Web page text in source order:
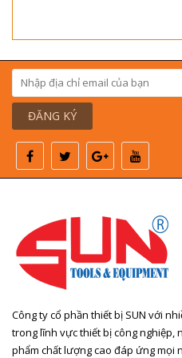
ĐĂNG KÝ
Công ty cổ phần thiết bị SUN với
trong lĩnh vực thiết bị công nghiệp,
phẩm chất lượng cao đáp ứng mọi